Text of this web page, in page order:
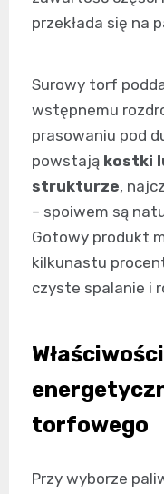
przekłada się na
Surowy torf
wstępnemu
prasowaniu pod
powstają kostki
strukturze,
– spoiwem są
Gotowy produkt
kilkunastu
czyste spalanie i
torfowego
Przy wyborze